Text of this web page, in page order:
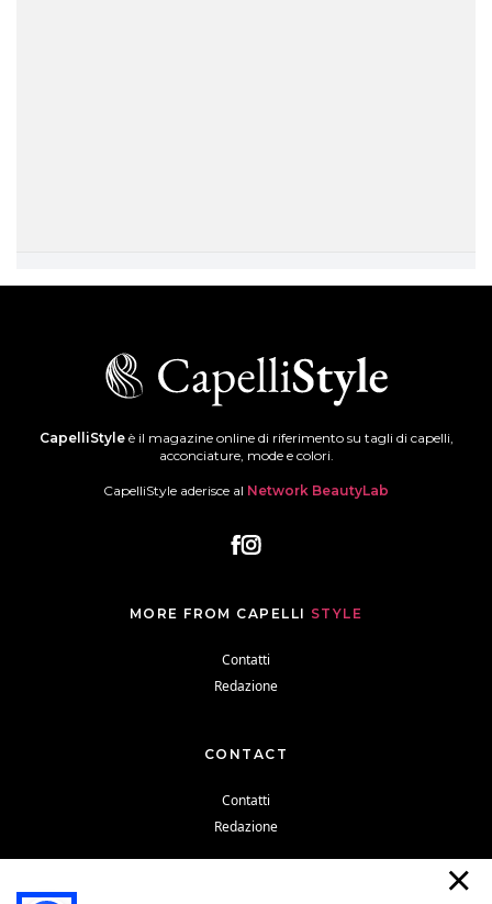
CapelliStyleè il magazine online di riferimento su tagli di capelli,
acconciature, mode e colori.
CapelliStyle aderisce al Network BeautyLab
MORE FROM CAPELLI STYLE
Contatti
Redazione
CONTACT
Contatti
Redazione